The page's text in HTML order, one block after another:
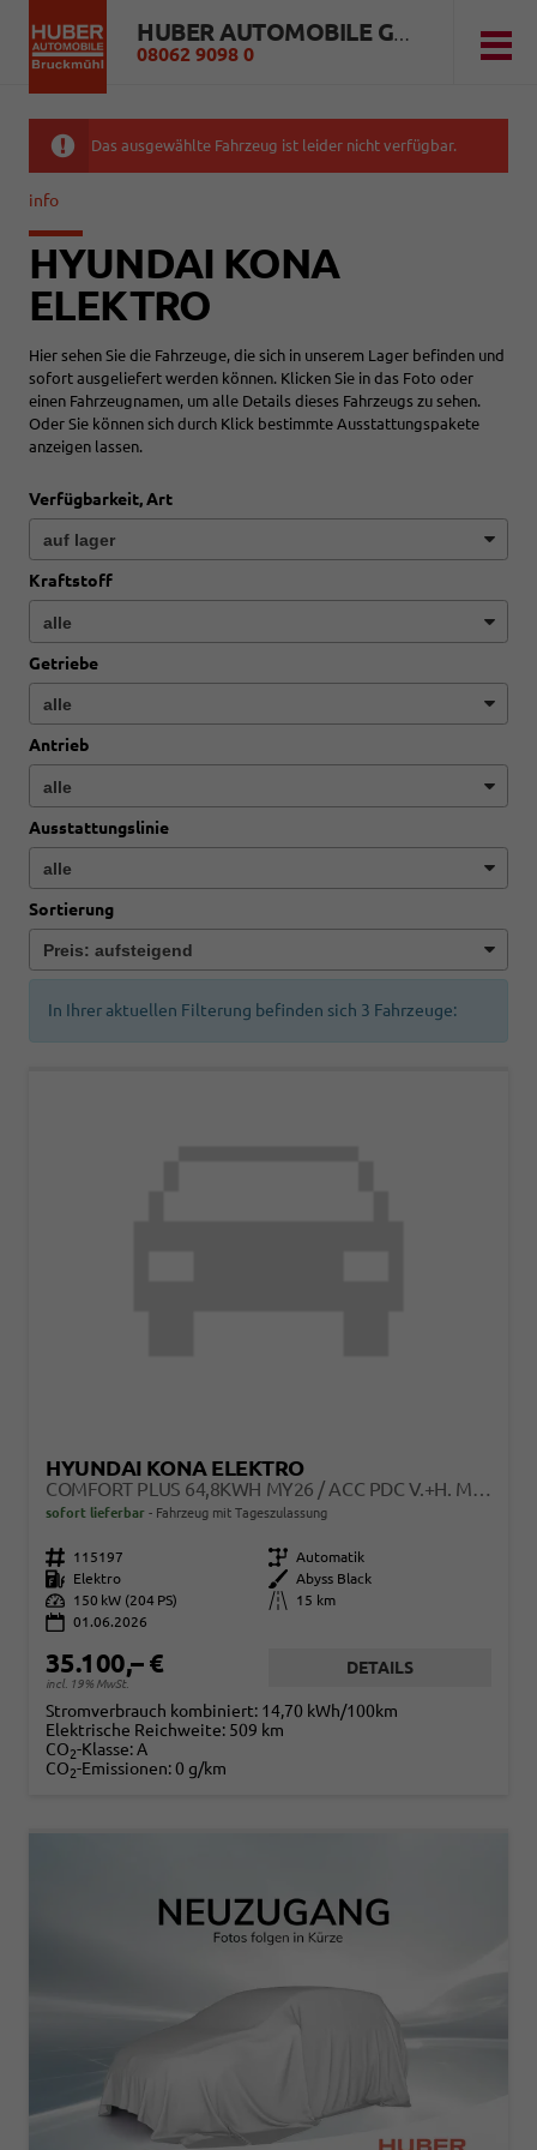
HUBER AUTOMOBILE GMBH
08062 9098 0
Das ausgewählte Fahrzeug ist leider nicht verfügbar.
info
HYUNDAI KONA
ELEKTRO
Hier sehen Sie die Fahrzeuge, die sich in unserem Lager befinden und
sofort ausgeliefert werden können. Klicken Sie in das Foto oder
einen Fahrzeugnamen, um alle Details dieses Fahrzeugs zu sehen.
Oder Sie können sich durch Klick bestimmte Ausstattungspakete
anzeigen lassen.
Verfügbarkeit, Art
Kraftstoff
Getriebe
Antrieb
Ausstattungslinie
Sortierung
In Ihrer aktuellen Filterung befinden sich 3 Fahrzeuge:
HYUNDAI KONA ELEKTRO
COMFORT PLUS 64,8KWH MY26 / ACC PDC V.+H. M. KAMERA KEYLESS SITZ & LENKR.HEIZ./ LED NAVI
sofort lieferbar Fahrzeug mit Tageszulassung
Fahrzeugnr. 115197 Getriebe Automatik
Kraftstoff
Elektro Außenfarbe
Abyss Black
Leistung
150 kW (204 PS) Kilometerstand
15 km
01.06.2026
35.100,– €
incl. 19% MwSt.
DETAILS
Stromverbrauch kombiniert: 14,70 kWh/100km
Elektrische Reichweite: 509 km
CO2-Klasse:A
CO2-Emissionen:0 g/km